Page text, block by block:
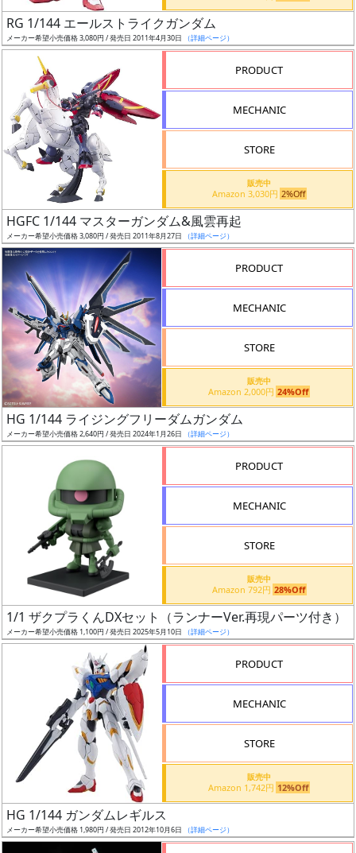
日
発
売
Web
プッ
シュ
通知
対象
ギ
ャ
ラ
リ
ー
あ
り
価
格
改
定
予
割
引
RG 1/144 エールストライクガンダム
メーカー希望小売価格 3,080円 / 発売日 2011年4月30日 （詳細ページ）
PRODUCT
MECHANIC
STORE
販売中
Amazon 3,030円 2%Off
HGFC 1/144 マスターガンダム&風雲再起
メーカー希望小売価格 3,080円 / 発売日 2011年8月27日 （詳細ページ）
PRODUCT
MECHANIC
STORE
販売中
Amazon 2,000円 24%Off
HG 1/144 ライジングフリーダムガンダム
メーカー希望小売価格 2,640円 / 発売日 2024年1月26日 （詳細ページ）
PRODUCT
MECHANIC
STORE
販売中
Amazon 792円 28%Off
1/1 ザクプラくんDXセット（ランナーVer.再現パーツ付き）
メーカー希望小売価格 1,100円 / 発売日 2025年5月10日 （詳細ページ）
PRODUCT
MECHANIC
STORE
販売中
Amazon 1,742円 12%Off
HG 1/144 ガンダムレギルス
メーカー希望小売価格 1,980円 / 発売日 2012年10月6日 （詳細ページ）